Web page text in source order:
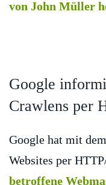
von John Müller
Google
Crawlens per
Google hat mit
Websites per
betroffene